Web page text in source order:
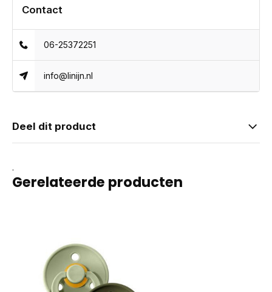
Contact
06-25372251
info@linijn.nl
Deel dit product
.
Gerelateerde producten